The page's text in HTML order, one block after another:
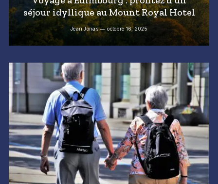
séjour idyllique au Mount Royal Hotel
Jean Jonas octobre 16, 2025